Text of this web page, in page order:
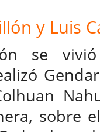
y Luis
se
sobre